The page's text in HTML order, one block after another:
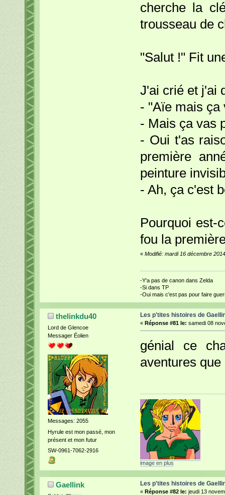
cherche la
trousseau de
"Salut !" Fit
J'ai crié et j'ai
- "Aïe mais ça
- Mais ça vas
- Oui t'as
première
peinture
- Ah, ça c'est
Pourquoi est-
fou la
« Modifié: mardi 16 décembre
-Y'a pas de canon dans Zelda
-Si dans TP
-Oui mais c'est pas pour faire
thelinkdu40
Lord de Glencoe
Messager Éolien
Messages: 2055
Hyrule est mon passé, mon
présent et mon futur
SW-0961-7062-2916
Les p'tites histoires de
« Réponse #81 le: samedi 08
génial ce
aventures
image en plus
Gaellink Les p'tites histoires de
« Réponse #82 le: jeudi 13